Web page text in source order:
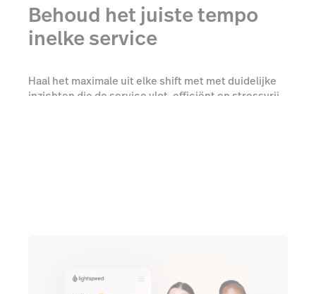
Behoud het juiste tempo
inelke service
Haal het maximale uit elke shift met met duidelijke
inzichten die de service vlot, efficiënt en stressvrij